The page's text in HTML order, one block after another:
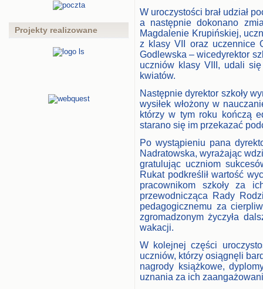
Projekty realizowane
W uroczystości brał udział
a następnie dokonano
Magdalenie Krupińskiej,
z klasy VII oraz uczennice
Godlewska – wicedyrektor
uczniów klasy VIII, udali
kwiatów.
Następnie dyrektor szkoły
wysiłek włożony w
którzy w tym roku kończą
starano się im przekazać
Po wystąpieniu pana
Nadratowska, wyrażając
gratulując uczniom
Rukat podkreślił wartość
pracownikom szkoły za
przewodnicząca Rady
pedagogicznemu za
zgromadzonym życzyła
wakacji.
W kolejnej części
uczniów, którzy osiągnęli
nagrody książkowe,
uznania za ich